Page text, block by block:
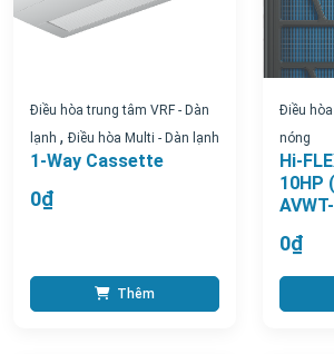
Điều hòa trung tâm VRF - Dàn
lạnh , Điều hòa Multi - Dàn lạnh
1-Way Cassette
0₫
Thêm
Điều hòa
nóng
Hi-
10HP
0₫